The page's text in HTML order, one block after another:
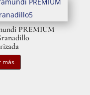
PREMIUM
más